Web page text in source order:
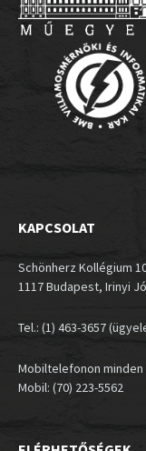
KAPCSOLAT
Schönherz Kollégium
1117 Budapest, Irinyi
Tel.: (1) 463-3657
Mobiltelefonon
Mobil: (70) 223-5562